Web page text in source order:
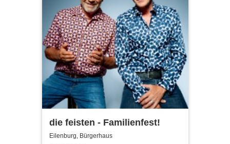
die feisten - Familienfest!
Eilenburg, Bürgerhaus